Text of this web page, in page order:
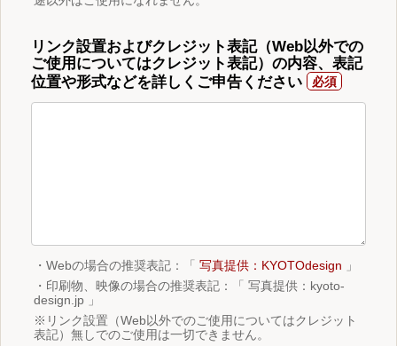
リンク設置およびクレジット表記（Web以外での
ご使用についてはクレジット表記）の内容、表記
位置や形式などを詳しくご申告ください
・Webの場合の推奨表記：「 写真提供：KYOTOdesign 」
・印刷物、映像の場合の推奨表記：「 写真提供：kyoto-
design.jp 」
※リンク設置（Web以外でのご使用についてはクレジット
表記）無しでのご使用は一切できません。